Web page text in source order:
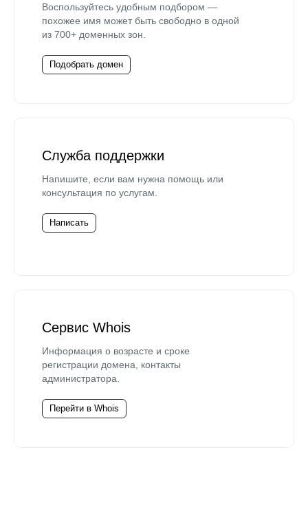
Воспользуйтесь удобным подбором —
похожее имя может быть свободно в одной
из 700+ доменных зон.
Подобрать домен
Служба поддержки
Напишите, если вам нужна помощь или
консультация по услугам.
Написать
Сервис Whois
Информация о возрасте и сроке
регистрации домена, контакты
администратора.
Перейти в Whois